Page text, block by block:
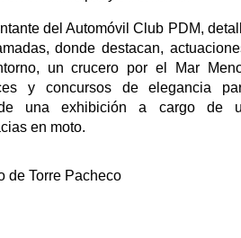
del Automóvil Club PDM,
donde destacan,
un crucero por el Mar
y concursos de elegancia
una exhibición a cargo de
en moto.
de Torre Pacheco